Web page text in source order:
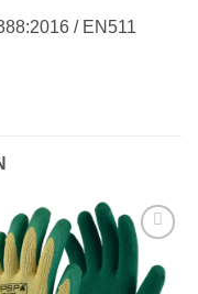
/ EN511
aan
verlanglijst